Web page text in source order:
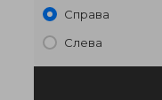
Справа
Слева